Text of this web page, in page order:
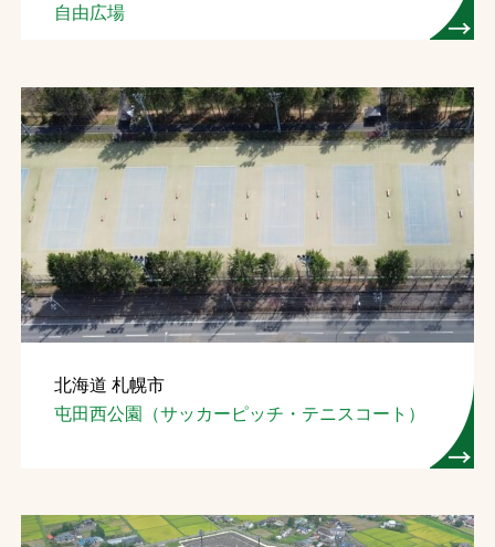
自由広場
北海道 札幌市
屯田西公園（サッカーピッチ・テニスコート）